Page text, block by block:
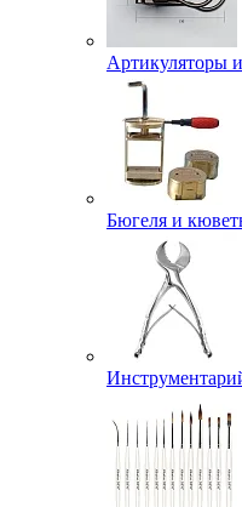
Артикуляторы
Бюгеля и